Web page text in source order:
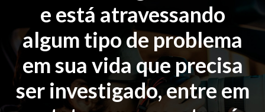
e está atravessando
algum tipo de problema
em sua vida que precisa
ser investigado, entre em